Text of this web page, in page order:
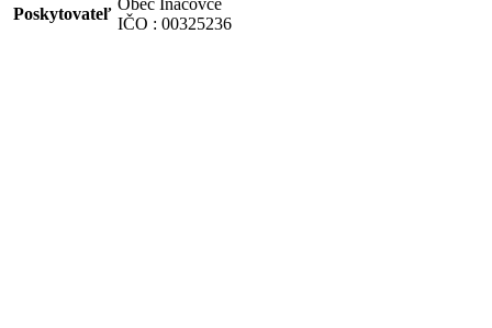
Poskytovateľ
Obec Iňačovce
IČO : 00325236